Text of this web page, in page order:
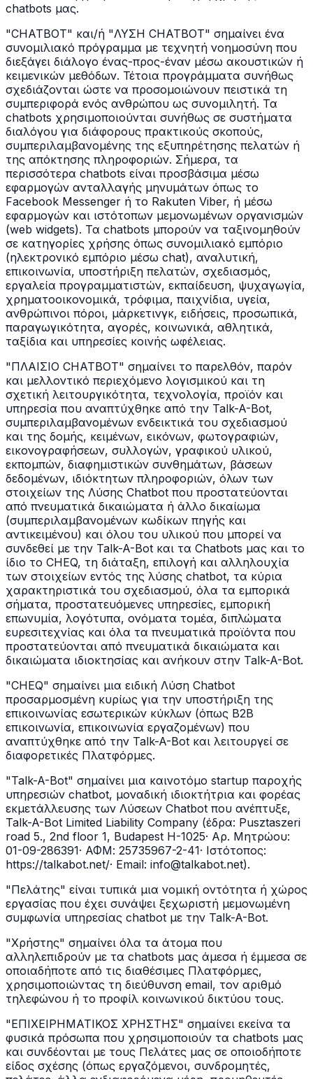
chatbots μας.
"CHATBOT" και/ή "ΛΥΣΗ CHATBOT" σημαίνει ένα
συνομιλιακό πρόγραμμα με τεχνητή νοημοσύνη που
διεξάγει διάλογο ένας-προς-έναν μέσω ακουστικών ή
κειμενικών μεθόδων. Τέτοια προγράμματα συνήθως
σχεδιάζονται ώστε να προσομοιώνουν πειστικά τη
συμπεριφορά ενός ανθρώπου ως συνομιλητή. Τα
chatbots χρησιμοποιούνται συνήθως σε συστήματα
διαλόγου για διάφορους πρακτικούς σκοπούς,
συμπεριλαμβανομένης της εξυπηρέτησης πελατών ή
της απόκτησης πληροφοριών. Σήμερα, τα
περισσότερα chatbots είναι προσβάσιμα μέσω
εφαρμογών ανταλλαγής μηνυμάτων όπως το
Facebook Messenger ή το Rakuten Viber, ή μέσω
εφαρμογών και ιστότοπων μεμονωμένων οργανισμών
(web widgets). Τα chatbots μπορούν να ταξινομηθούν
σε κατηγορίες χρήσης όπως συνομιλιακό εμπόριο
(ηλεκτρονικό εμπόριο μέσω chat), αναλυτική,
επικοινωνία, υποστήριξη πελατών, σχεδιασμός,
εργαλεία προγραμματιστών, εκπαίδευση, ψυχαγωγία,
χρηματοοικονομικά, τρόφιμα, παιχνίδια, υγεία,
ανθρώπινοι πόροι, μάρκετινγκ, ειδήσεις, προσωπικά,
παραγωγικότητα, αγορές, κοινωνικά, αθλητικά,
ταξίδια και υπηρεσίες κοινής ωφέλειας.
"ΠΛΑΙΣΙΟ CHATBOT" σημαίνει το παρελθόν, παρόν
και μελλοντικό περιεχόμενο λογισμικού και τη
σχετική λειτουργικότητα, τεχνολογία, προϊόν και
υπηρεσία που αναπτύχθηκε από την Talk-A-Bot,
συμπεριλαμβανομένων ενδεικτικά του σχεδιασμού
και της δομής, κειμένων, εικόνων, φωτογραφιών,
εικονογραφήσεων, συλλογών, γραφικού υλικού,
εκπομπών, διαφημιστικών συνθημάτων, βάσεων
δεδομένων, ιδιόκτητων πληροφοριών, όλων των
στοιχείων της Λύσης Chatbot που προστατεύονται
από πνευματικά δικαιώματα ή άλλο δικαίωμα
(συμπεριλαμβανομένων κωδίκων πηγής και
αντικειμένου) και όλου του υλικού που μπορεί να
συνδεθεί με την Talk-A-Bot και τα Chatbots μας και το
ίδιο το CHEQ, τη διάταξη, επιλογή και αλληλουχία
των στοιχείων εντός της λύσης chatbot, τα κύρια
χαρακτηριστικά του σχεδιασμού, όλα τα εμπορικά
σήματα, προστατευόμενες υπηρεσίες, εμπορική
επωνυμία, λογότυπα, ονόματα τομέα, διπλώματα
ευρεσιτεχνίας και όλα τα πνευματικά προϊόντα που
προστατεύονται από πνευματικά δικαιώματα και
δικαιώματα ιδιοκτησίας και ανήκουν στην Talk-A-Bot.
"CHEQ" σημαίνει μια ειδική Λύση Chatbot
προσαρμοσμένη κυρίως για την υποστήριξη της
επικοινωνίας εσωτερικών κύκλων (όπως B2B
επικοινωνία, επικοινωνία εργαζομένων) που
αναπτύχθηκε από την Talk-A-Bot και λειτουργεί σε
διαφορετικές Πλατφόρμες.
"Talk-A-Bot" σημαίνει μια καινοτόμο startup παροχής
υπηρεσιών chatbot, μοναδική ιδιοκτήτρια και φορέας
εκμετάλλευσης των Λύσεων Chatbot που ανέπτυξε,
Talk-A-Bot Limited Liability Company (έδρα: Pusztaszeri
road 5., 2nd floor 1, Budapest H-1025· Αρ. Μητρώου:
01-09-286391· ΑΦΜ: 25735967-2-41· Ιστότοπος:
https://talkabot.net/· Email: info@talkabot.net).
"Πελάτης" είναι τυπικά μια νομική οντότητα ή χώρος
εργασίας που έχει συνάψει ξεχωριστή μεμονωμένη
συμφωνία υπηρεσίας chatbot με την Talk-A-Bot.
"Χρήστης" σημαίνει όλα τα άτομα που
αλληλεπιδρούν με τα chatbots μας άμεσα ή έμμεσα σε
οποιαδήποτε από τις διαθέσιμες Πλατφόρμες,
χρησιμοποιώντας τη διεύθυνση email, τον αριθμό
τηλεφώνου ή το προφίλ κοινωνικού δικτύου τους.
"ΕΠΙΧΕΙΡΗΜΑΤΙΚΟΣ ΧΡΗΣΤΗΣ" σημαίνει εκείνα τα
φυσικά πρόσωπα που χρησιμοποιούν τα chatbots μας
και συνδέονται με τους Πελάτες μας σε οποιοδήποτε
είδος σχέσης (όπως εργαζόμενοι, συνδρομητές,